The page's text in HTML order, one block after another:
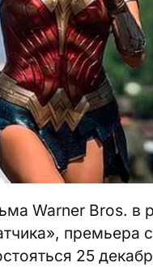
Warner Bros. в
премьера
25